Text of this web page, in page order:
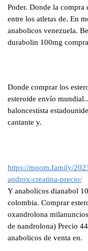
Poder. Donde la compra
entre los atletas de. En
anabolicos venezuela.
durabolin 100mg
Donde comprar los
esteroide envío
baloncestista
cantante y.
https://moom.family/
androx-creatina-precio/
Y anabolicos dianabol
colombia. Comprar
oxandrolona
de nandrolona) Precio
anabolicos de venta en.